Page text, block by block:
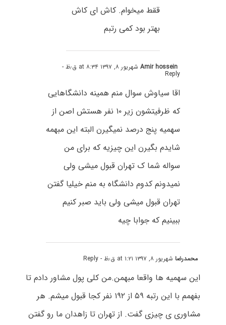
ققط میخوام. کاش ای کاش
بهتر بود کمی رتبم
Amir hosseinشهریور ۸, ۱۳۹۷ at ۸:۳۴ ق٫ظ -
Reply
اقا سیاوش سوال منم همینه دانشگاهایی
که ظرفیتشون زیر ۱۰ نفر هستش اصن از
سهمیه پنج درصد نمیگیرن البته این مبهمه
شایدم بگیرن این چیزیه که برای من
سواله شما ک تهران قبول میشی ولی
نمیدونم کدوم دانشگاه به منم خیلیا گفتن
تهران قبول میشی ولی باید صبر کنیم
ببینیم که جوابا چیه
محمدرضاشهریور ۸, ۱۳۹۷ at ۱:۲۱ ق٫ظ - Reply
این سهمیه ها واقعا مبهمن.من کلی پول مشاور دادم تا
بفهمم با این رتبه ۵۹ از ۱۹۲ نفر کجا قبول میشم. هر
مشاوری ی چیزی گفت. از تهران تا زاهدان ما رو گفتن